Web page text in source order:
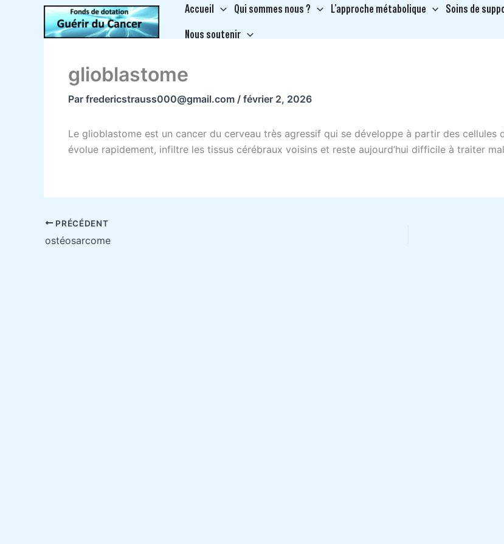
Accueil Qui sommes nous ? L’approche métabolique Soins de
Nous soutenir
glioblastome
Par fredericstrauss000@gmail.com / février 2, 2026
Le glioblastome est un cancer du cerveau très agressif qui se développe à partir des cellules
évolue rapidement, infiltre les tissus cérébraux voisins et reste aujourd’hui difficile à traiter
PRÉCÉDENT
ostéosarcome